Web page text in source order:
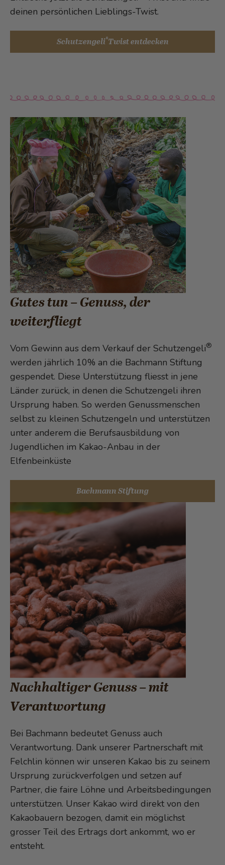
deinen persönlichen Lieblings-Twist.
Schutzengeli®Twist entdecken
Gutes tun – Genuss, der
weiterfliegt
Vom Gewinn aus dem Verkauf der Schutzengeli®
werden jährlich 10% an die Bachmann Stiftung
gespendet. Diese Unterstützung fliesst in jene
Länder zurück, in denen die Schutzengeli ihren
Ursprung haben. So werden Genussmenschen
selbst zu kleinen Schutzengeln und unterstützen
unter anderem die Berufsausbildung von
Jugendlichen im Kakao-Anbau in der
Elfenbeinküste
Bachmann Stiftung
Nachhaltiger Genuss – mit
Verantwortung
Bei Bachmann bedeutet Genuss auch
Verantwortung. Dank unserer Partnerschaft mit
Felchlin können wir unseren Kakao bis zu seinem
Ursprung zurückverfolgen und setzen auf
Partner, die faire Löhne und Arbeitsbedingungen
unterstützen. Unser Kakao wird direkt von den
Kakaobauern bezogen, damit ein möglichst
grosser Teil des Ertrags dort ankommt, wo er
entsteht.